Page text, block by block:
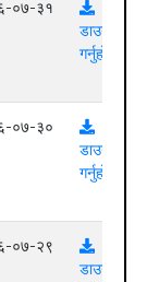
०७-३१
डाउनलोड
गर्नुहोस्
०७-३०
डाउनलोड
गर्नुहोस्
०७-२९
डाउनलोड